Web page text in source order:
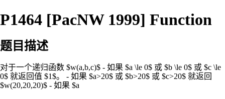
P1464 [PacNW 1999] Function
题目描述
对于一个递归函数 $w(a,b,c)$ - 如果 $a \le 0$ 或 $b \le 0$ 或 $c \le
0$ 就返回值 $1$。 - 如果 $a>20$ 或 $b>20$ 或 $c>20$ 就返回
$w(20,20,20)$ - 如果 $a